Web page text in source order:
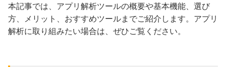
本記事では、アプリ解析ツールの概要や基本機能、選び
方、メリット、おすすめツールまでご紹介します。アプリ
解析に取り組みたい場合は、ぜひご覧ください。